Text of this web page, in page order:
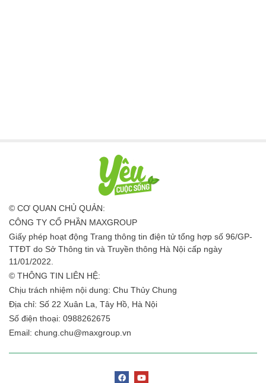
© CƠ QUAN CHỦ QUẢN:
CÔNG TY CỔ PHẦN MAXGROUP
Giấy phép hoạt động Trang thông tin điện tử tổng hợp số 96/GP-
TTĐT do Sở Thông tin và Truyền thông Hà Nội cấp ngày
11/01/2022.
© THÔNG TIN LIÊN HỆ:
Chịu trách nhiệm nội dung: Chu Thủy Chung
Địa chỉ: Số 22 Xuân La, Tây Hồ, Hà Nội
Số điện thoại: 0988262675
Email: chung.chu@maxgroup.vn